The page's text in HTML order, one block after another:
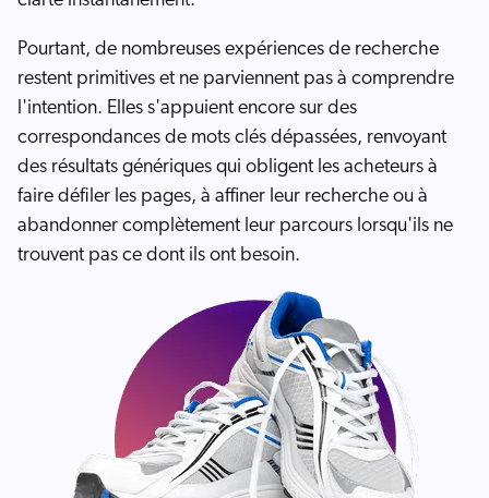
Pourtant, de nombreuses expériences de recherche
restent primitives et ne parviennent pas à comprendre
l'intention. Elles s'appuient encore sur des
correspondances de mots clés dépassées, renvoyant
des résultats génériques qui obligent les acheteurs à
faire défiler les pages, à affiner leur recherche ou à
abandonner complètement leur parcours lorsqu'ils ne
trouvent pas ce dont ils ont besoin.